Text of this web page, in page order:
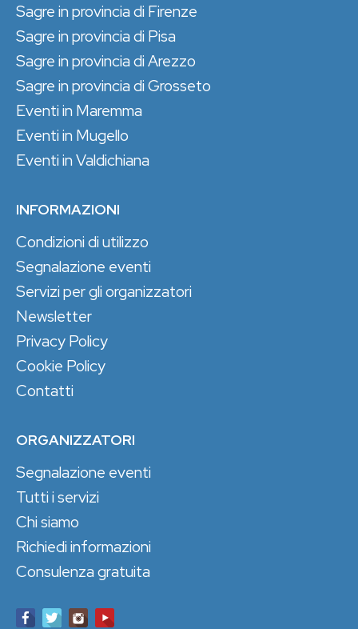
Sagre in provincia di Firenze
Sagre in provincia di Pisa
Sagre in provincia di Arezzo
Sagre in provincia di Grosseto
Eventi in Maremma
Eventi in Mugello
Eventi in Valdichiana
INFORMAZIONI
Condizioni di utilizzo
Segnalazione eventi
Servizi per gli organizzatori
Newsletter
Privacy Policy
Cookie Policy
Contatti
ORGANIZZATORI
Segnalazione eventi
Tutti i servizi
Chi siamo
Richiedi informazioni
Consulenza gratuita